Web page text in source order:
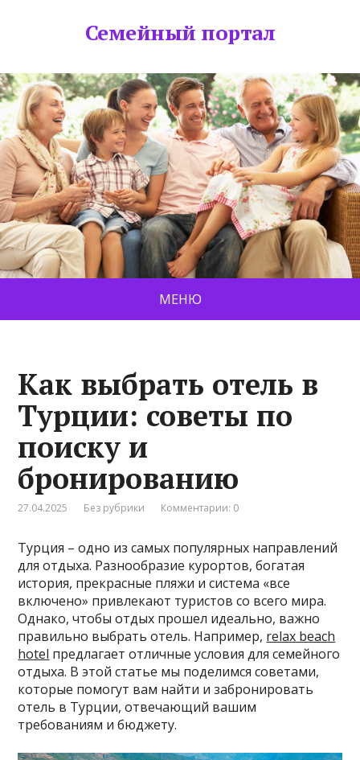
Семейный портал
МЕНЮ
Как выбрать отель в
Турции: советы по
поиску и
бронированию
27.04.2025 Без рубрики Комментарии: 0
Турция – одно из самых популярных направлений
для отдыха. Разнообразие курортов, богатая
история, прекрасные пляжи и система «все
включено» привлекают туристов со всего мира.
Однако, чтобы отдых прошел идеально, важно
правильно выбрать отель. Например, relax beach
hotel предлагает отличные условия для семейного
отдыха. В этой статье мы поделимся советами,
которые помогут вам найти и забронировать
отель в Турции, отвечающий вашим
требованиям и бюджету.